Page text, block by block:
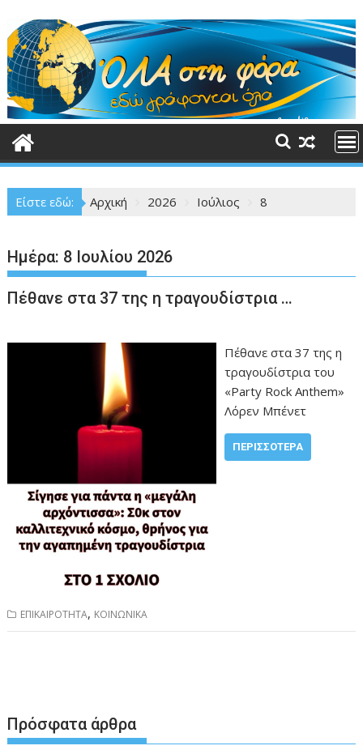
στο
περιεχόμενο
Είστε εδώ: Αρχική 2026 Ιούλιος 8
Ημέρα: 8 Ιουλίου 2026
Πέθανε στα 37 της η τραγουδίστρια …
Πέθανε στα 37 της η
τραγουδίστρια του
«Party Rock Anthem»
Λόρεν Μπένετ
ΠΕΡΙΣΣΌΤΕΡΑ
ΕΠΙΚΑΙΡΟΤΗΤΑ, ΚΟΙΝΩΝΙΚΑ
Πρόσφατα άρθρα